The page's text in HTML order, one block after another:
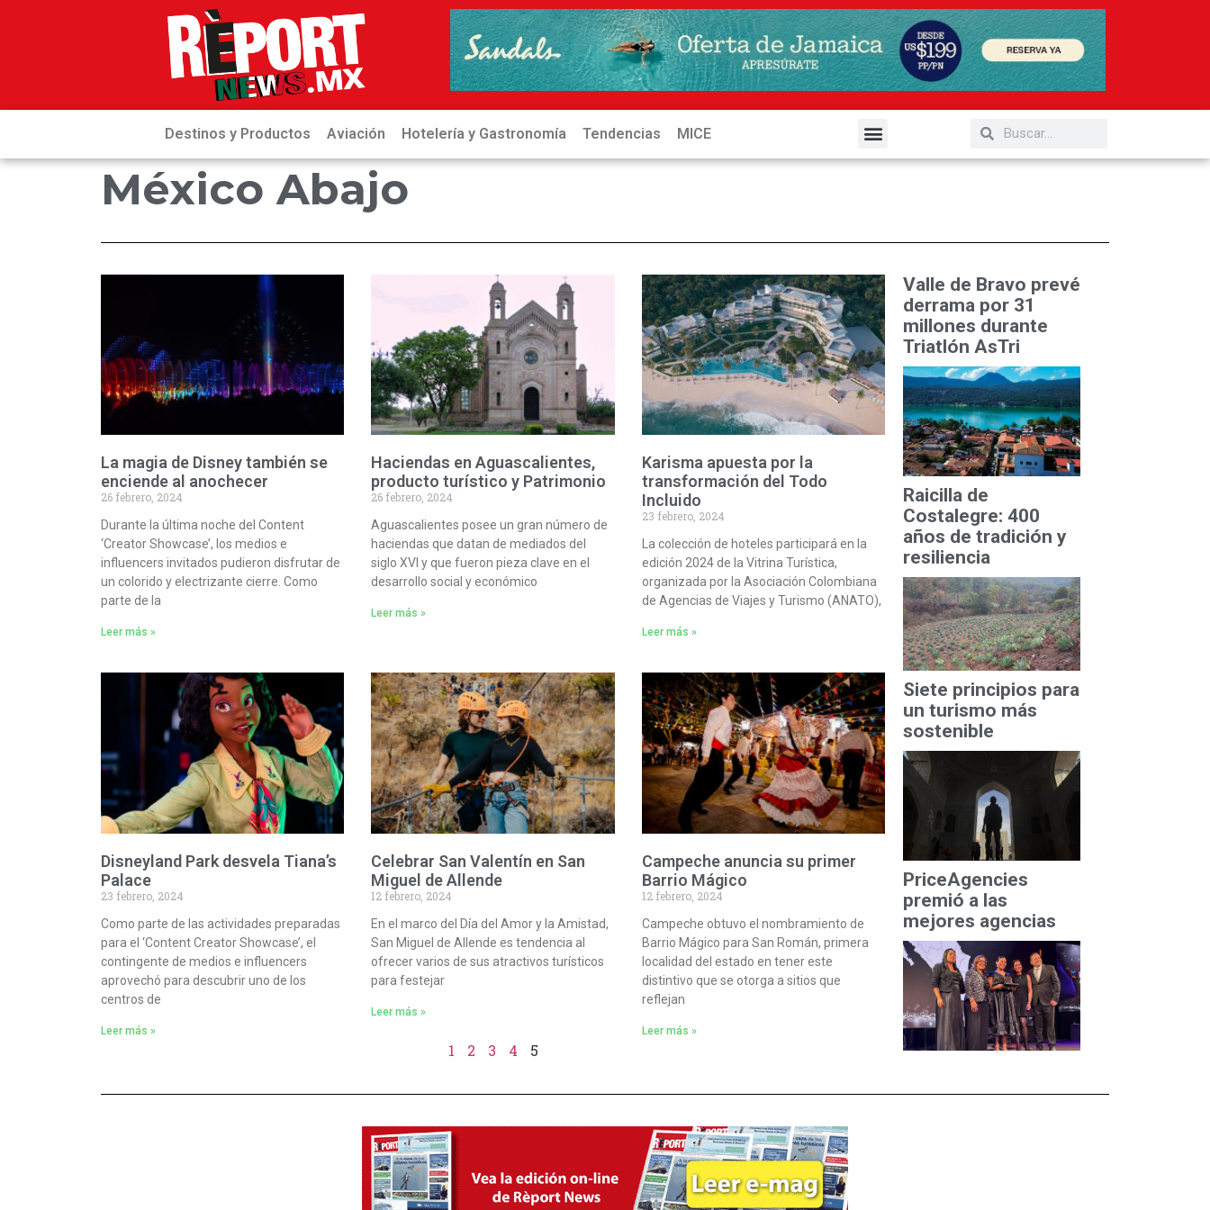
Destinos y Productos Aviación Hotelería y Gastronomía Tendencias MICE
México Abajo
La magia de Disney también se
enciende al anochecer
26 febrero, 2024
Durante la última noche del Content
‘Creator Showcase’, los medios e
influencers invitados pudieron disfrutar de
un colorido y electrizante cierre. Como
parte de la
Leer más »
Haciendas en Aguascalientes,
producto turístico y Patrimonio
26 febrero, 2024
Aguascalientes posee un gran número de
haciendas que datan de mediados del
siglo XVI y que fueron pieza clave en el
desarrollo social y económico
Leer más »
Karisma apuesta por la
transformación del Todo
Incluido
23 febrero, 2024
La colección de hoteles participará en la
edición 2024 de la Vitrina Turística,
organizada por la Asociación Colombiana
de Agencias de Viajes y Turismo (ANATO),
Leer más »
Disneyland Park desvela Tiana’s
Palace
23 febrero, 2024
Como parte de las actividades preparadas
para el ‘Content Creator Showcase’, el
contingente de medios e influencers
aprovechó para descubrir uno de los
centros de
Leer más »
Celebrar San Valentín en San
Miguel de Allende
12 febrero, 2024
En el marco del Día del Amor y la Amistad,
San Miguel de Allende es tendencia al
ofrecer varios de sus atractivos turísticos
para festejar
Leer más »
Campeche anuncia su primer
Barrio Mágico
12 febrero, 2024
Campeche obtuvo el nombramiento de
Barrio Mágico para San Román, primera
localidad del estado en tener este
distintivo que se otorga a sitios que
reflejan
Leer más »
1 2 3 4 5
Valle de Bravo prevé
derrama por 31
millones durante
Triatlón AsTri
Raicilla de
Costalegre: 400
años de tradición y
resiliencia
Siete principios para
un turismo más
sostenible
PriceAgencies
premió a las
mejores agencias